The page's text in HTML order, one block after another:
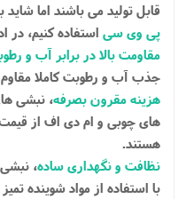
قابل تولید می باشند اما
پی وی سی استفاده کنیم، در
مقاومت بالا در برابر آب و
جذب آب و رطوبت کاملا
هزینه مقرون بصرفه، نبشی
های چوبی و ام دی اف از
هستند.
نظافت و نگهداری ساده،
با استفاده از مواد شوینده